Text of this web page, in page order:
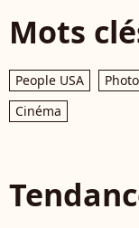
Mots
People USA Photo
Cinéma